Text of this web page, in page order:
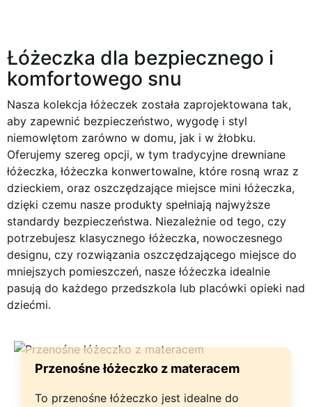
Łóżeczka dla bezpiecznego i
komfortowego snu
Nasza kolekcja łóżeczek została zaprojektowana tak,
aby zapewnić bezpieczeństwo, wygodę i styl
niemowlętom zarówno w domu, jak i w żłobku.
Oferujemy szereg opcji, w tym tradycyjne drewniane
łóżeczka, łóżeczka konwertowalne, które rosną wraz z
dzieckiem, oraz oszczędzające miejsce mini łóżeczka,
dzięki czemu nasze produkty spełniają najwyższe
standardy bezpieczeństwa. Niezależnie od tego, czy
potrzebujesz klasycznego łóżeczka, nowoczesnego
designu, czy rozwiązania oszczędzającego miejsce do
mniejszych pomieszczeń, nasze łóżeczka idealnie
pasują do każdego przedszkola lub placówki opieki nad
dziećmi.
Przenośne łóżeczko z materacem
To przenośne łóżeczko jest idealne do